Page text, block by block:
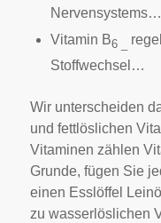
Nervensystems…
Vitamin B6 _
Stoffwechsel…
Wir unterscheiden
und fettlöslichen
Vitaminen zählen
Grunde, fügen Sie
einen Esslöffel
zu wasserlöslichen